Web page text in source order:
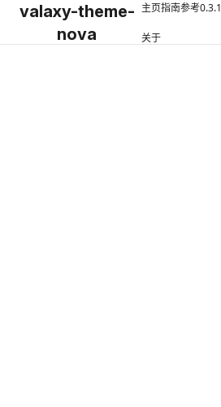
valaxy-theme-
nova
主页指南参考0.3.1
关于